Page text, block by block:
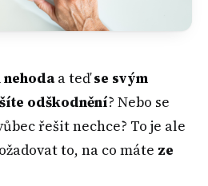
nehodaa teďse svým
odškodnění? Nebo se
řešit nechce? To je ale
to, na co máte ze